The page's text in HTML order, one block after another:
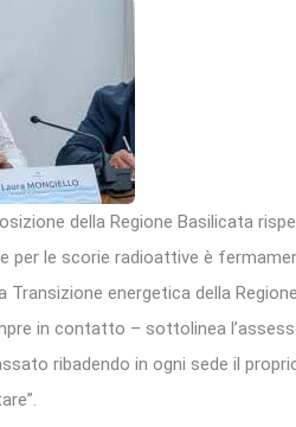
della Regione Basilicata
per le scorie radioattive è
Transizione energetica della
in contatto – sottolinea
ribadendo in ogni sede il